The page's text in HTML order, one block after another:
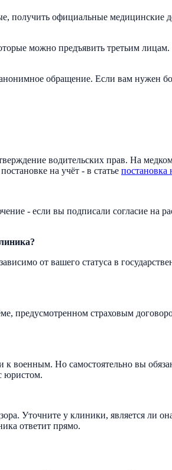
получить официальные медицинские
можно предъявить третьим
обращение. Если вам
водительских прав. На
на учёт - в статье постановка
- если вы подписали согласие на
от вашего статуса в
страховым
военным. Но самостоятельно вы
юристом.
Уточните у клиники, является ли
ответит прямо.